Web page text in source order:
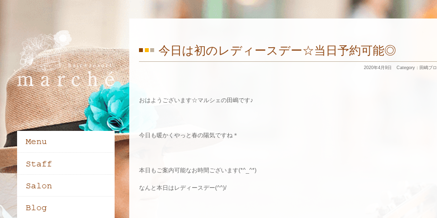
今日は初のレディースデー☆当日予約可能◎
2020年4月9日 Category： 田嶋ブ
おはようございます☆マルシェの田嶋です♪
今日も暖かくやっと春の陽気ですね＊
本日もご案内可能なお時間ございます(*^_^*)
なんと本日はレディースデー(^^)/